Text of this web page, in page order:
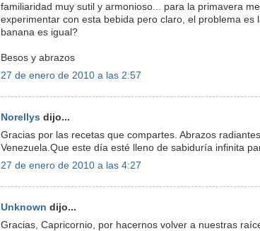
familiaridad muy sutil y armonioso... para la primavera
experimentar con esta bebida pero claro, el problema es
banana es igual?
Besos y abrazos
27 de enero de 2010 a las 2:57
Norellys dijo...
Gracias por las recetas que compartes. Abrazos
Venezuela.Que este día esté lleno de sabiduría infinita
27 de enero de 2010 a las 4:27
Unknown dijo...
Gracias, Capricornio, por hacernos volver a nuestras